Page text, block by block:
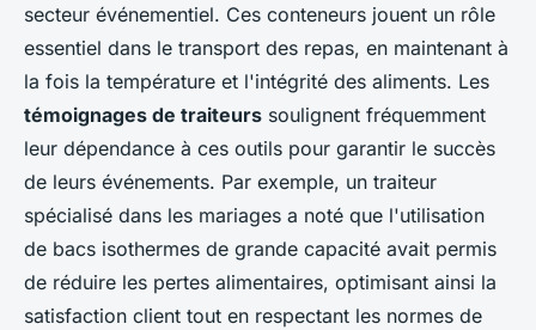
secteur événementiel. Ces conteneurs jouent un rôle
essentiel dans le transport des repas, en maintenant à
la fois la température et l'intégrité des aliments. Les
témoignages de traiteurs soulignent fréquemment
leur dépendance à ces outils pour garantir le succès
de leurs événements. Par exemple, un traiteur
spécialisé dans les mariages a noté que l'utilisation
de bacs isothermes de grande capacité avait permis
de réduire les pertes alimentaires, optimisant ainsi la
satisfaction client tout en respectant les normes de